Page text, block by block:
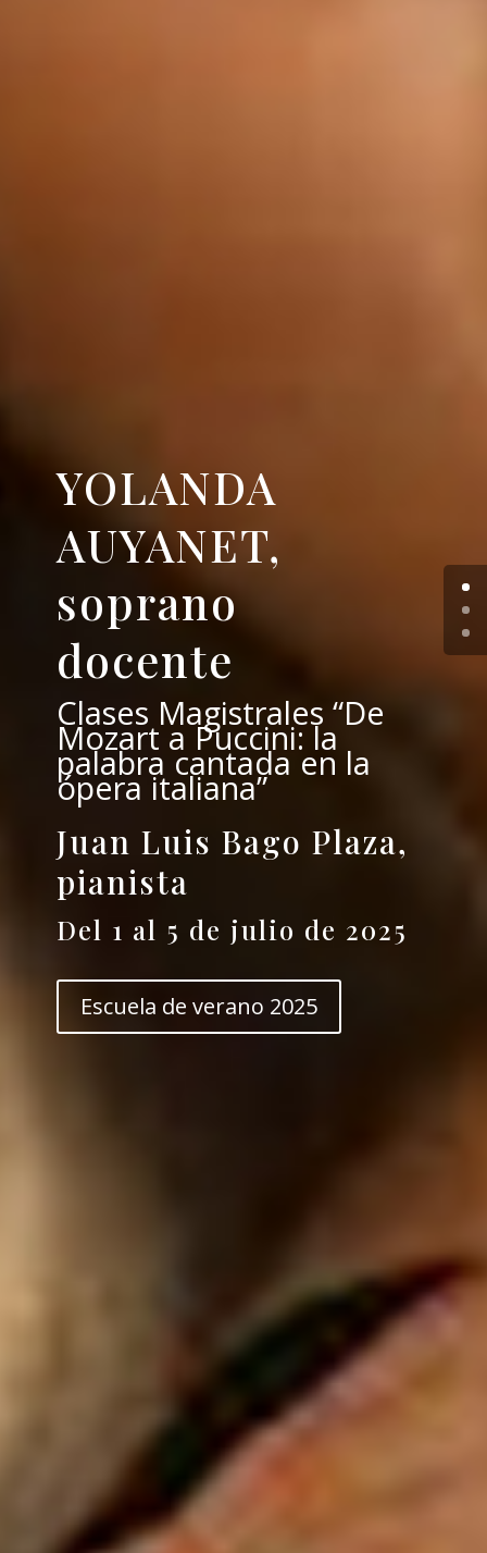
YOLANDA
AUYANET,
soprano
docente
Clases Magistrales “De
Mozart a Puccini: la
palabra cantada en la
ópera italiana”
Juan Luis Bago Plaza,
pianista
Del 1 al 5 de julio de 2025
Escuela de verano 2025